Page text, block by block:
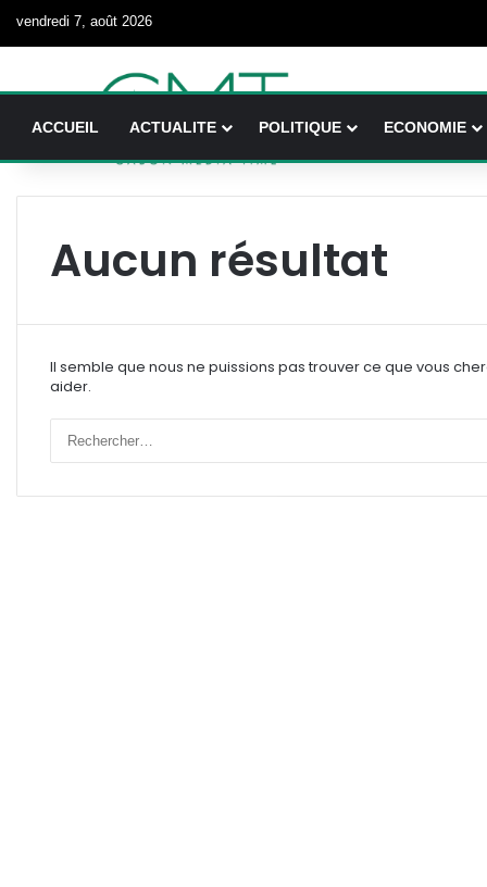
vendredi 7, août 2026
ACCUEIL ACTUALITE POLITIQUE ECONOMIE
Aucun résultat
Il semble que nous ne puissions pas trouver ce que vous
aider.